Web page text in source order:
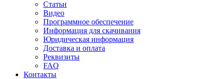
Статьи
Видео
Программное обеспечение
Информация для скачивания
Юридическая информация
Доставка и оплата
Реквизиты
FAQ
Контакты